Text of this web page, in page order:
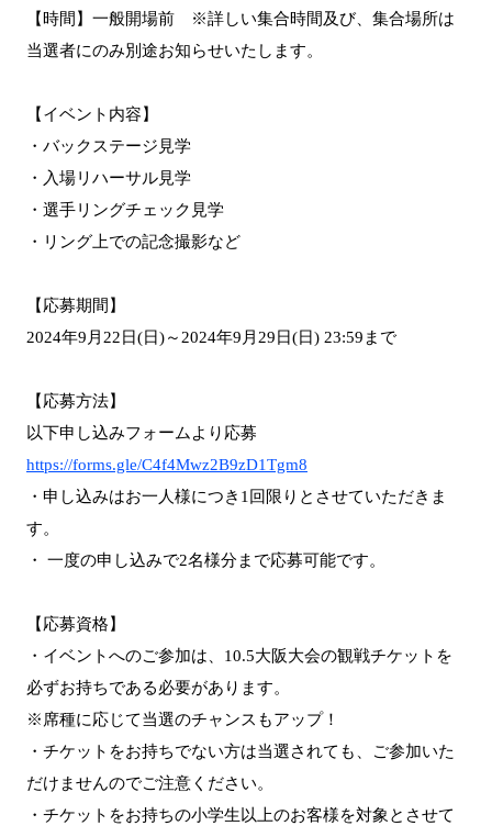
【時間】一般開場前 ※詳しい集合時間及び、集合場所は
当選者にのみ別途お知らせいたします。
【イベント内容】
・バックステージ見学
・入場リハーサル見学
・選手リングチェック見学
・リング上での記念撮影など
【応募期間】
2024年9月22日(日)～2024年9月29日(日) 23:59まで
【応募方法】
以下申し込みフォームより応募
https://forms.gle/C4f4Mwz2B9zD1Tgm8
・申し込みはお一人様につき1回限りとさせていただきま
す。
・ 一度の申し込みで2名様分まで応募可能です。
【応募資格】
・イベントへのご参加は、10.5大阪大会の観戦チケットを
必ずお持ちである必要があります。
※席種に応じて当選のチャンスもアップ！
・チケットをお持ちでない方は当選されても、ご参加いた
だけませんのでご注意ください。
・チケットをお持ちの小学生以上のお客様を対象とさせて